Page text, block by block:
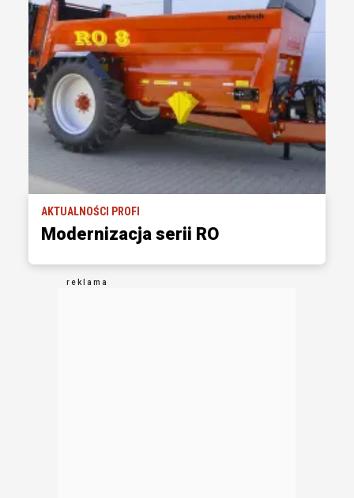
AKTUALNOŚCI PROFI
Modernizacja serii RO